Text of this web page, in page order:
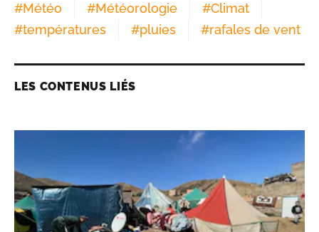
#Météo #Météorologie #Climat
#températures #pluies #rafales de vent
LES CONTENUS LIÉS